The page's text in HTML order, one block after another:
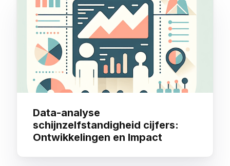
Data-analyse
schijnzelfstandigheid cijfers:
Ontwikkelingen en Impact